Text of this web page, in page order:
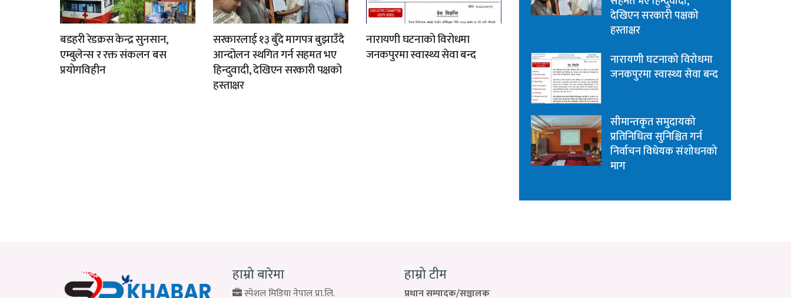
बडहरी रेडक्रस केन्द्र सुनसान,
एम्बुलेन्स र रक्त संकलन बस
प्रयोगविहीन
सरकारलाई १३ बुँदे मागपत्र बुझाउँदै
आन्दोलन स्थगित गर्न सहमत भए
हिन्दुवादी, देखिएन सरकारी पक्षको
हस्ताक्षर
नारायणी घटनाको विरोधमा
जनकपुरमा स्वास्थ्य सेवा बन्द
देखिएन सरकारी पक्षको
हस्ताक्षर
नारायणी घटनाको विरोधमा
जनकपुरमा स्वास्थ्य सेवा बन्द
सीमान्तकृत समुदायको
प्रतिनिधित्व सुनिश्चित गर्न
निर्वाचन विधेयक संशोधनको
माग
हाम्रो बारेमा
स्पेशल मिडिया नेपाल प्रा.लि.
हाम्रो टीम
प्रधान सम्पादक/सञ्चालक